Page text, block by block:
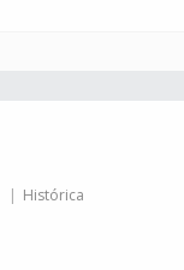
Histórica